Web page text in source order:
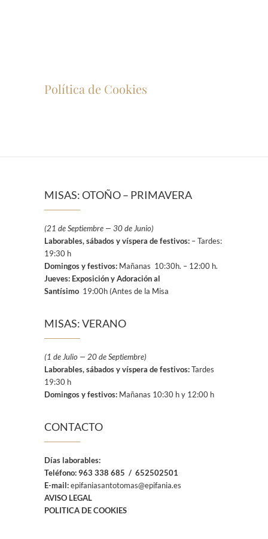
Política de Cookies
MISAS: OTOÑO – PRIMAVERA
(21 de Septiembre — 30 de Junio)
Laborables, sábados y víspera de festivos: – Tardes:
19:30 h
Domingos y festivos: Mañanas 10:30h. – 12:00 h.
Jueves: Exposición y Adoración al
Santísimo 19:00h (Antes de la Misa
MISAS: VERANO
(1 de Julio — 20 de Septiembre)
Laborables, sábados y víspera de festivos:Tardes
19:30 h
Domingos y festivos: Mañanas 10:30 h y 12:00 h
CONTACTO
Días laborables:
Teléfono: 963 338 685 / 652502501
E-mail:epifaniasantotomas@epifania.es
AVISO LEGAL
POLITICA DE COOKIES